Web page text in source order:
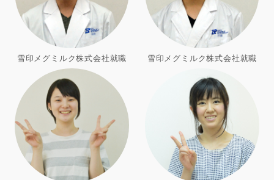
雪印メグミルク株式会社就職 雪印メグミルク株式会社就職